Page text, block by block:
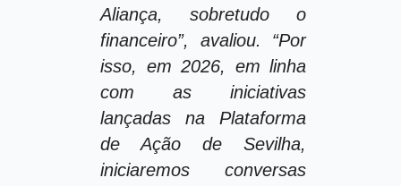
Aliança, sobretudo o
financeiro”, avaliou. “Por
isso, em 2026, em linha
com as iniciativas
lançadas na Plataforma
de Ação de Sevilha,
iniciaremos conversas